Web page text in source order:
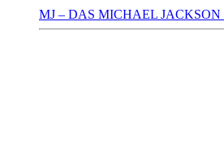
MJ – DAS MICHAEL